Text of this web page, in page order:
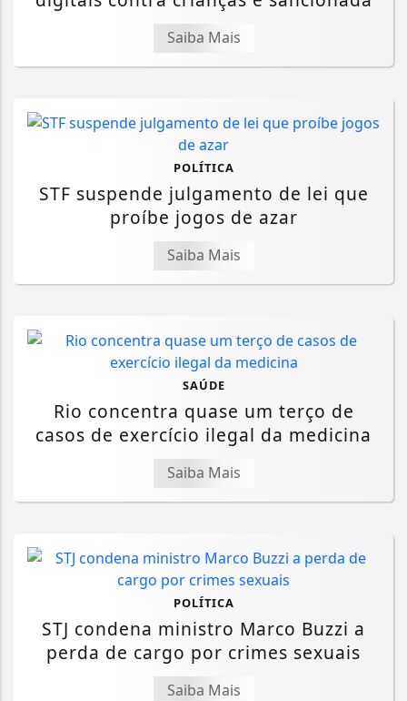
Saiba Mais
POLÍTICA
STF suspende julgamento de lei que
proíbe jogos de azar
Saiba Mais
SAÚDE
Rio concentra quase um terço de
casos de exercício ilegal da medicina
Saiba Mais
POLÍTICA
STJ condena ministro Marco Buzzi a
perda de cargo por crimes sexuais
Saiba Mais